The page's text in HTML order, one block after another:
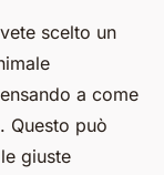
scelto un
a come
Questo può
giuste